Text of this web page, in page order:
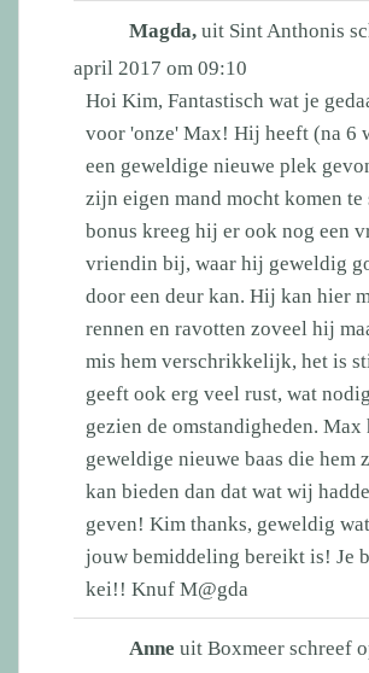
Magda, uit Sint Anthonis
april 2017 om 09:10
Hoi Kim, Fantastisch wat je
voor 'onze' Max! Hij heeft (na 6
een geweldige nieuwe plek
zijn eigen mand mocht komen te
bonus kreeg hij er ook nog een
vriendin bij, waar hij geweldig
door een deur kan. Hij kan hier
rennen en ravotten zoveel hij
mis hem verschrikkelijk, het is
geeft ook erg veel rust, wat
gezien de omstandigheden. Max
geweldige nieuwe baas die hem
kan bieden dan dat wat wij
geven! Kim thanks, geweldig
jouw bemiddeling bereikt is! Je
kei!! Knuf M@gda
Anne uit Boxmeer schreef